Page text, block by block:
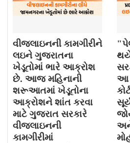
વીજલાઇનની કામગીરીને
લઇને ગુજરાતના
ખેડૂતોમાં ભારે આક્રોશ
છે. આજ મહિનાની
શરૂઆતમાં ખેડૂતોના
આક્રોશને શાંત કરવા
માટે ગુજરાત સરકારે
વીજલાઇનની
કામગીરીમાં
આ
અને